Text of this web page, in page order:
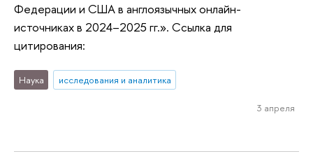
Федерации и США в англоязычных онлайн-
источниках в 2024–2025 гг.». Ссылка для
цитирования:
Наука исследования и аналитика
3 апреля